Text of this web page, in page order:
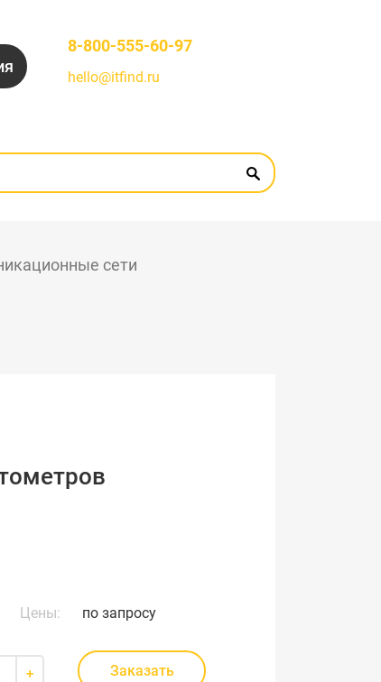
8-800-555-60-97
hello@itfind.ru
сети
Цены: по запросу
+ Заказать